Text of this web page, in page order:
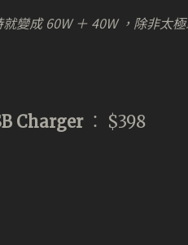
變成 60W ＋ 40W ，除非太
Charger： $398